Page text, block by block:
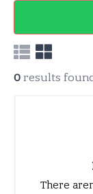
0 results
There